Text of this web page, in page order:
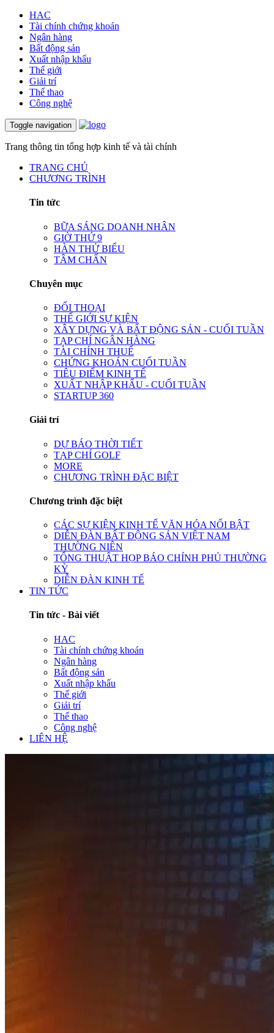
HAC
Tài chính chứng khoán
Ngân hàng
Bất động sản
Xuất nhập khẩu
Thế giới
Giải trí
Thể thao
Công nghệ
Toggle navigation
Trang thông tin tổng hợp kinh tế và tài chính
TRANG CHỦ
CHƯƠNG TRÌNH
Tin tức
BỮA SÁNG DOANH NHÂN
GIỜ THỨ 9
HÀN THỬ BIỂU
TÂM CHẤN
Chuyên mục
ĐỐI THOẠI
THẾ GIỚI SỰ KIỆN
XÂY DỰNG VÀ BẤT ĐỘNG SẢN - CUỐI TUẦN
TẠP CHÍ NGÂN HÀNG
TÀI CHÍNH THUẾ
CHỨNG KHOÁN CUỐI TUẦN
TIÊU ĐIỂM KINH TẾ
XUẤT NHẬP KHẨU - CUỐI TUẦN
STARTUP 360
Giải trí
DỰ BÁO THỜI TIẾT
TẠP CHÍ GOLF
MORE
CHƯƠNG TRÌNH ĐẶC BIỆT
Chương trình đặc biệt
CÁC SỰ KIỆN KINH TẾ VĂN HÓA NỔI BẬT
DIỄN ĐÀN BẤT ĐỘNG SẢN VIỆT NAM
THƯỜNG NIÊN
TỔNG THUẬT HỌP BÁO CHÍNH PHỦ THƯỜNG
KỲ
DIỄN ĐÀN KINH TẾ
TIN TỨC
Tin tức - Bài viết
HAC
Tài chính chứng khoán
Ngân hàng
Bất động sản
Xuất nhập khẩu
Thế giới
Giải trí
Thể thao
Công nghệ
LIÊN HỆ